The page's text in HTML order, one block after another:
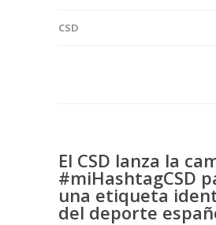
CSD
El CSD lanza la
#miHashtagCSD
una etiqueta
del deporte